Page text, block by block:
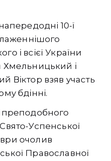
10-ї
і всієї України
Хмельницький і
Віктор взяв участь
бдінні.
преподобного
Успенської
очолив
Православної